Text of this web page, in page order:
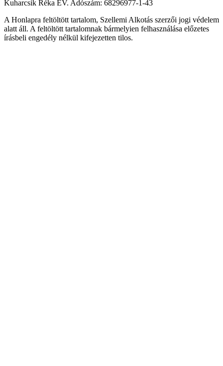
Kuharcsik Réka EV. Adószám: 68296977-1-43
A Honlapra feltöltött tartalom, Szellemi Alkotás szerzői jogi védelem
alatt áll. A feltöltött tartalomnak bármelyien felhasználása előzetes
írásbeli engedély nélkül kifejezetten tilos.